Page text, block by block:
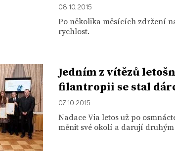
08. 10. 2015
Po několika měsících zdržení
rychlost.
Jedním z vítězů
filantropii se stal
07. 10. 2015
Nadace Via letos už po
měnit své okolí a darují druhým